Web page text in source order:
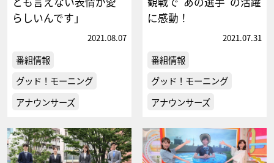
らしいんです」
2021.08.07
番組情報
グッド！モーニング
アナウンサーズ
に感動！
2021.07.31
番組情報
グッド！モーニング
アナウンサーズ